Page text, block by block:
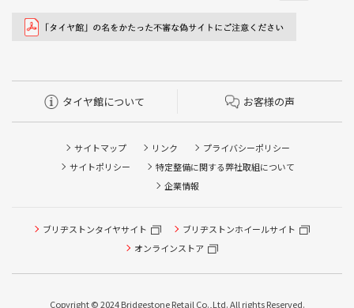
タイヤ点検・安全点検/タイヤ履き替え/オイル交換/その他
ピット作業の予約
タイヤ館について お客様の声
サイトマップ リンク
プライバシーポリシー
サイトポリシー
特定整備に関する弊社取組について
企業情報
ブリヂストンタイヤサイト
ブリヂストンホイールサイト
オンラインストア
Copyright © 2024 Bridgestone Retail Co.,Ltd. All rights Reserved.
タイヤ点検・安全点検/タイヤ履き替え/オイル交換/その他
ピット作業の予約